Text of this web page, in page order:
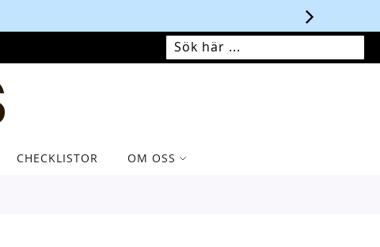
SÖK SÖK
MIN VARUKORG
CHECKLISTOR OM OSS